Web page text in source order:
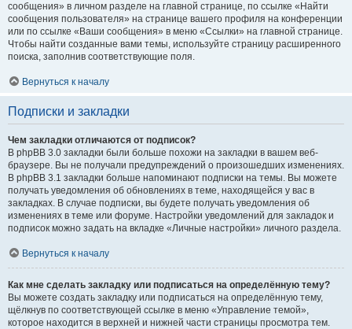
сообщения» в личном разделе на главной странице, по ссылке «Найти
сообщения пользователя» на странице вашего профиля на конференции
или по ссылке «Ваши сообщения» в меню «Ссылки» на главной странице.
Чтобы найти созданные вами темы, используйте страницу расширенного
поиска, заполнив соответствующие поля.
Вернуться к началу
Подписки и закладки
Чем закладки отличаются от подписок?
В phpBB 3.0 закладки были больше похожи на закладки в вашем веб-
браузере. Вы не получали предупреждений о произошедших изменениях.
В phpBB 3.1 закладки больше напоминают подписки на темы. Вы можете
получать уведомления об обновлениях в теме, находящейся у вас в
закладках. В случае подписки, вы будете получать уведомления об
изменениях в теме или форуме. Настройки уведомлений для закладок и
подписок можно задать на вкладке «Личные настройки» личного раздела.
Вернуться к началу
Как мне сделать закладку или подписаться на определённую тему?
Вы можете создать закладку или подписаться на определённую тему,
щёлкнув по соответствующей ссылке в меню «Управление темой»,
которое находится в верхней и нижней части страницы просмотра тем.